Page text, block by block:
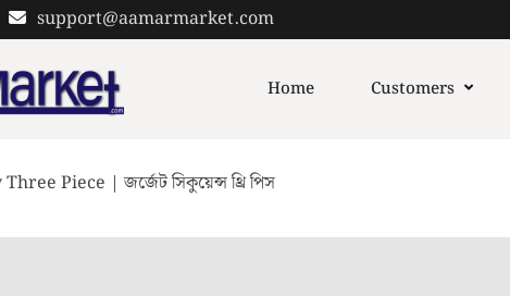
support@aamarmarket.com
Home Customers
Piece | জর্জেট সিকুয়েন্স থ্রি পিস